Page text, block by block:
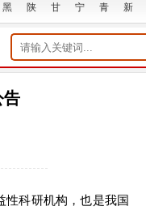
黑 陕 甘 宁 青 新
告
性科研机构，也是我国